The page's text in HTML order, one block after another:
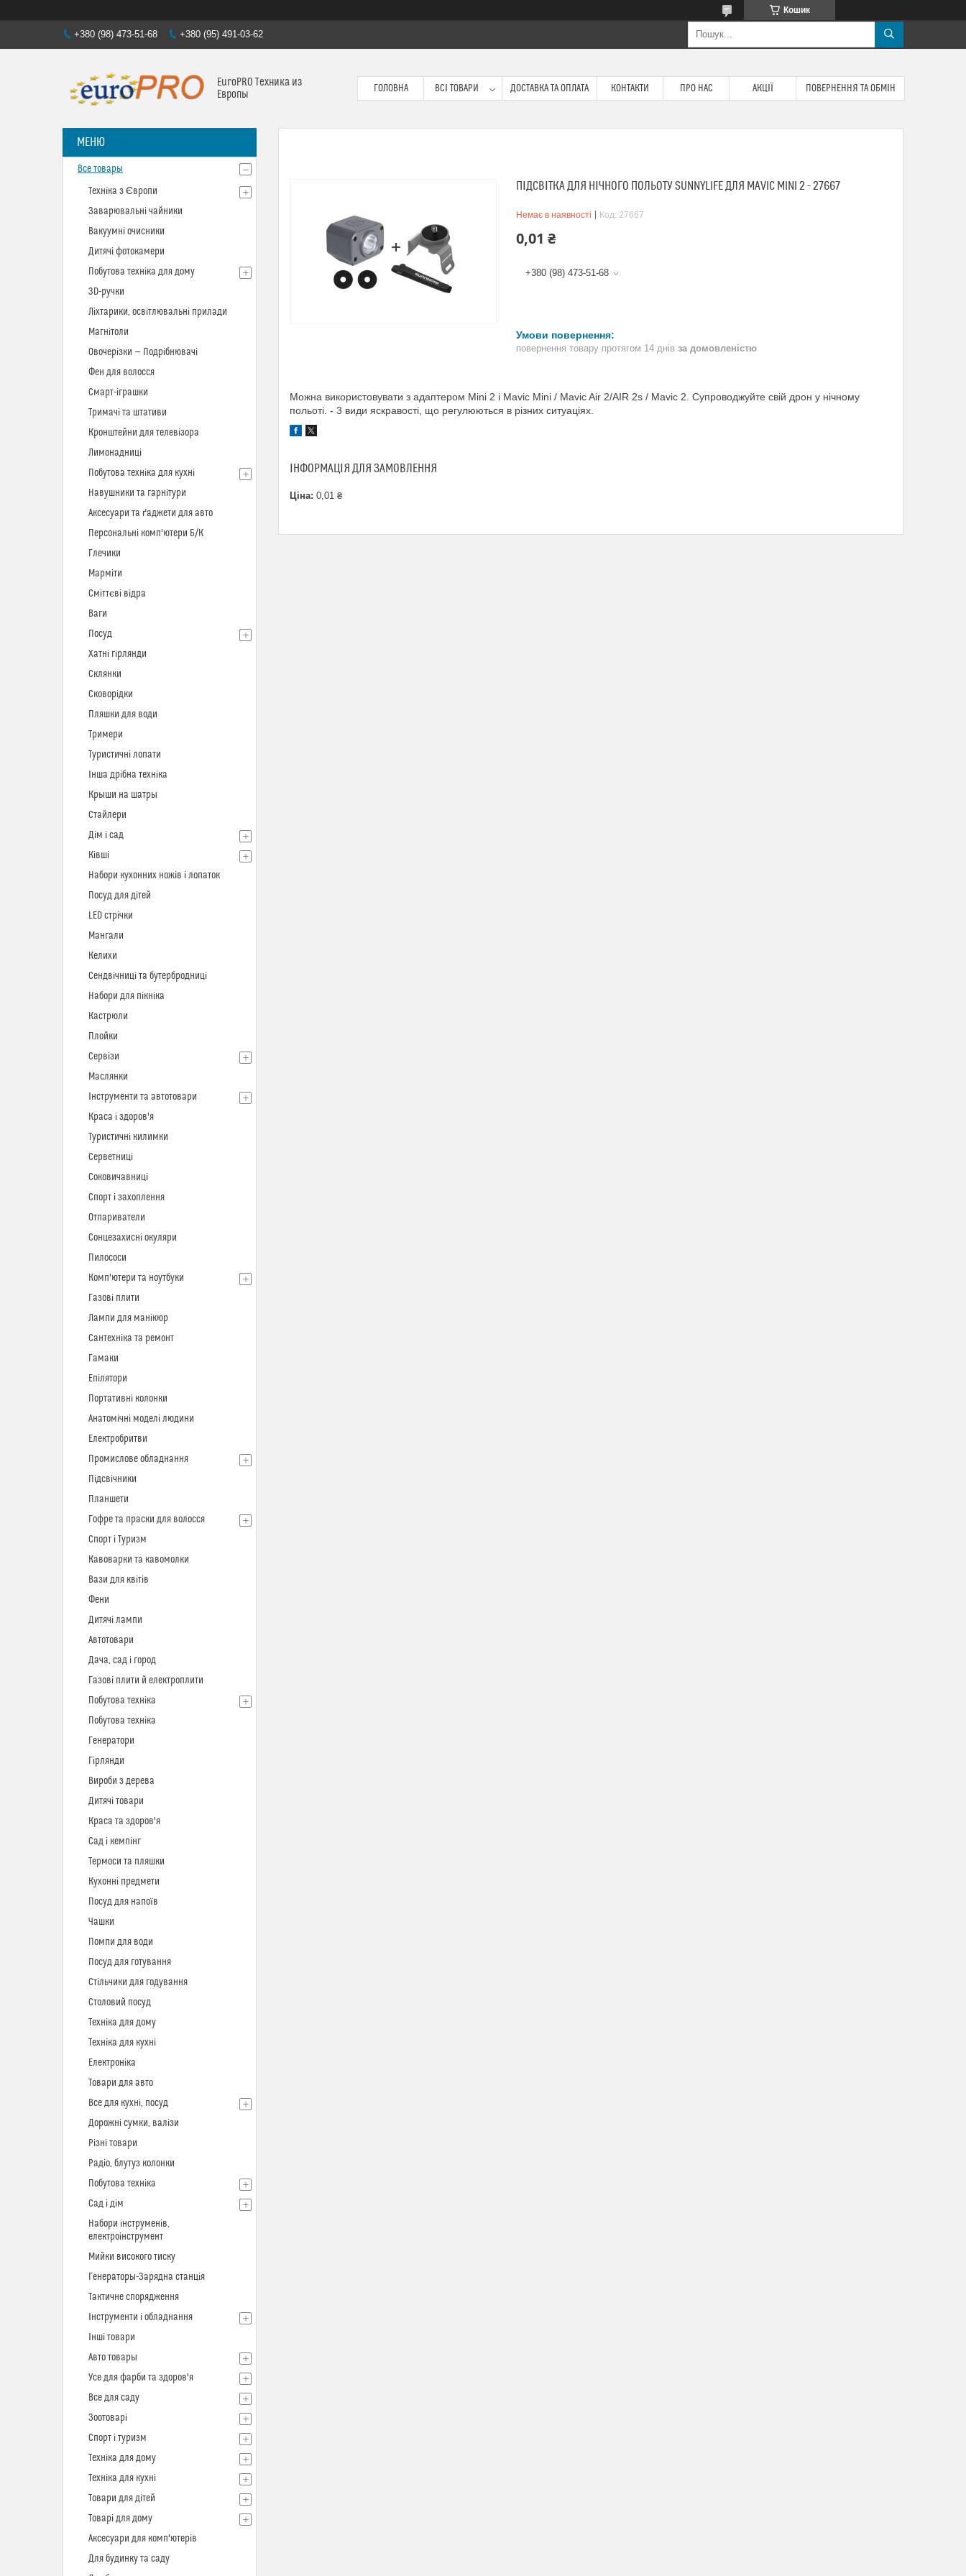
Кошик
+380 (98) 473-51-68 +380 (95) 491-03-62
EuroPRO Техника из
Европы
ГОЛОВНА ВСІ ТОВАРИ ДОСТАВКА ТА ОПЛАТА КОНТАКТИ ПРО НАС АКЦІЇ ПОВЕРНЕННЯ ТА ОБМІН
ПІДСВІТКА ДЛЯ НІЧНОГО ПОЛЬОТУ SUNNYLIFE ДЛЯ MAVIC MINI 2 - 27667
Немає в наявності Код: 27667
0,01 ₴
+380 (98) 473-51-68
повернення товару протягом 14 днів за домовленістю
Можна використовувати з адаптером Mini 2 і Mavic Mini / Mavic Air 2/AIR 2s / Mavic 2. Супроводжуйте свій дрон у нічному
польоті. - 3 види яскравості, що регулюються в різних ситуаціях.
ІНФОРМАЦІЯ ДЛЯ ЗАМОВЛЕННЯ
Ціна: 0,01 ₴
Все товары
Техніка з Європи
Заварювальні чайники
Вакуумні очисники
Дитячі фотокамери
Побутова техніка для дому
3D-ручки
Ліхтарики, освітлювальні прилади
Магнітоли
Овочерізки — Подрібнювачі
Фен для волосся
Смарт-іграшки
Тримачі та штативи
Кронштейни для телевізора
Лимонадниці
Побутова техніка для кухні
Навушники та гарнітури
Аксесуари та ґаджети для авто
Персональні комп'ютери Б/К
Глечики
Марміти
Сміттєві відра
Ваги
Посуд
Хатні гірлянди
Склянки
Сковорідки
Пляшки для води
Тримери
Туристичні лопати
Інша дрібна техніка
Крыши на шатры
Стайлери
Дім і сад
Ківші
Набори кухонних ножів і лопаток
Посуд для дітей
LED стрічки
Мангали
Келихи
Сендвічниці та бутербродниці
Набори для пікніка
Кастрюли
Плойки
Сервізи
Маслянки
Інструменти та автотовари
Краса і здоров'я
Туристичні килимки
Серветниці
Соковичавниці
Спорт і захоплення
Отпариватели
Сонцезахисні окуляри
Пилососи
Комп'ютери та ноутбуки
Газові плити
Лампи для манікюр
Сантехніка та ремонт
Гамаки
Епілятори
Портативні колонки
Анатомічні моделі людини
Електробритви
Промислове обладнання
Підсвічники
Планшети
Гофре та праски для волосся
Спорт і Туризм
Кавоварки та кавомолки
Вази для квітів
Фени
Дитячі лампи
Автотовари
Дача, сад і город
Газові плити й електроплити
Побутова техніка
Побутова техніка
Генератори
Гірлянди
Вироби з дерева
Дитячі товари
Краса та здоров'я
Сад і кемпінг
Термоси та пляшки
Кухонні предмети
Посуд для напоїв
Чашки
Помпи для води
Посуд для готування
Стільчики для годування
Столовий посуд
Техніка для дому
Техніка для кухні
Електроніка
Товари для авто
Все для кухні, посуд
Дорожні сумки, валізи
Різні товари
Радіо, блутуз колонки
Побутова техніка
Сад і дім
Набори інструменів,
електроінструмент
Мийки високого тиску
Генераторы-Зарядна станція
Тактичне спорядження
Інструменти і обладнання
Інші товари
Авто товары
Усе для фарби та здоров'я
Все для саду
Зоотоварі
Спорт і туризм
Техніка для дому
Техніка для кухні
Товари для дітей
Товарі для дому
Аксесуари для комп'ютерів
Для будинку та саду